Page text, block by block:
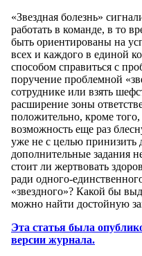
«Звездная болезнь»
работать в команде, в то
быть ориентированы на
всех и каждого в единой
способом справиться с
поручение проблемной
сотруднике или взять
расширение зоны
положительно, кроме
возможность еще раз
уже не с целью принизить
дополнительные задания
стоит ли жертвовать
ради одного-
«звездного»? Какой бы
можно найти достойную
Эта статья была
версии журнала.